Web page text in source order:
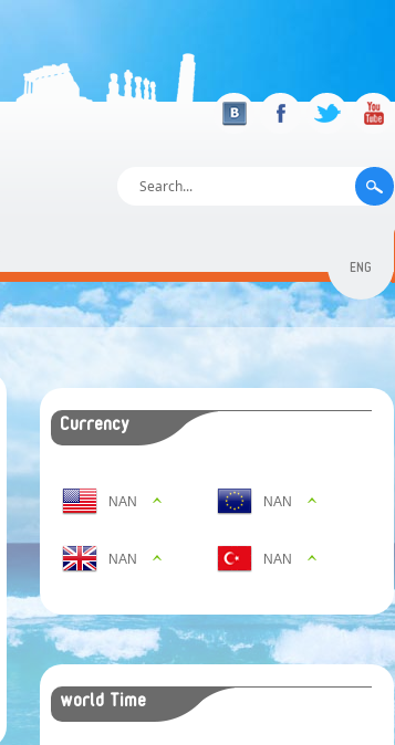
ENG
Currency
NAN NAN
NAN NAN
world Time